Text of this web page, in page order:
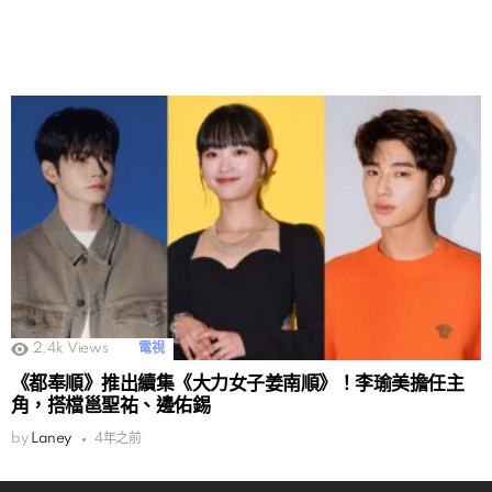
2.4k Views 電視
《都奉順》推出續集《大力女子姜南順》！李瑜美擔任主
角，搭檔邕聖祐、邊佑錫
by Laney 4年之前